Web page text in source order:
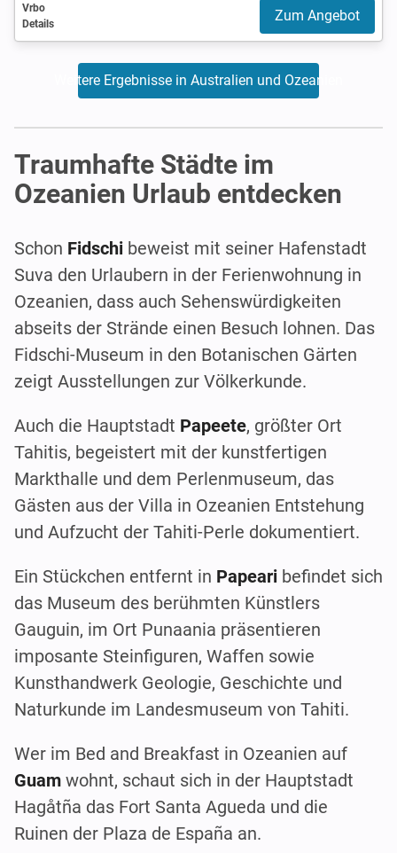
Vrbo
Details
Zum Angebot
Weitere Ergebnisse in Australien und Ozeanien
Traumhafte Städte im
Ozeanien Urlaub entdecken
Schon Fidschi beweist mit seiner Hafenstadt
Suva den Urlaubern in der Ferienwohnung in
Ozeanien, dass auch Sehenswürdigkeiten
abseits der Strände einen Besuch lohnen. Das
Fidschi-Museum in den Botanischen Gärten
zeigt Ausstellungen zur Völkerkunde.
Auch die Hauptstadt Papeete, größter Ort
Tahitis, begeistert mit der kunstfertigen
Markthalle und dem Perlenmuseum, das
Gästen aus der Villa in Ozeanien Entstehung
und Aufzucht der Tahiti-Perle dokumentiert.
Ein Stückchen entfernt in Papeari befindet sich
das Museum des berühmten Künstlers
Gauguin, im Ort Punaania präsentieren
imposante Steinfiguren, Waffen sowie
Kunsthandwerk Geologie, Geschichte und
Naturkunde im Landesmuseum von Tahiti.
Wer im Bed and Breakfast in Ozeanien auf
Guam wohnt, schaut sich in der Hauptstadt
Hagåtña das Fort Santa Agueda und die
Ruinen der Plaza de España an.